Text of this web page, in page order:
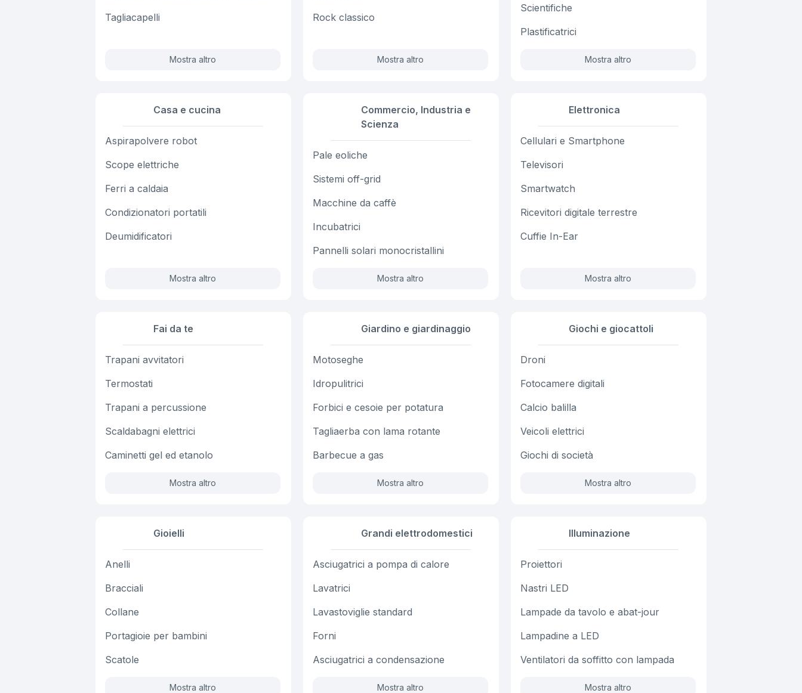
Tagliacapelli
Mostra altro
Rock classico
Mostra altro
Scientifiche
Plastificatrici
Mostra altro
Casa e cucina
Aspirapolvere robot
Scope elettriche
Ferri a caldaia
Condizionatori portatili
Deumidificatori
Mostra altro
Commercio, Industria e
Scienza
Pale eoliche
Sistemi off-grid
Macchine da caffè
Incubatrici
Pannelli solari monocristallini
Mostra altro
Elettronica
Cellulari e Smartphone
Televisori
Smartwatch
Ricevitori digitale terrestre
Cuffie In-Ear
Mostra altro
Fai da te
Trapani avvitatori
Termostati
Trapani a percussione
Scaldabagni elettrici
Caminetti gel ed etanolo
Mostra altro
Giardino e giardinaggio
Motoseghe
Idropulitrici
Forbici e cesoie per potatura
Tagliaerba con lama rotante
Barbecue a gas
Mostra altro
Giochi e giocattoli
Droni
Fotocamere digitali
Calcio balilla
Veicoli elettrici
Giochi di società
Mostra altro
Gioielli
Anelli
Bracciali
Collane
Portagioie per bambini
Scatole
Mostra altro
Grandi elettrodomestici
Asciugatrici a pompa di calore
Lavatrici
Lavastoviglie standard
Forni
Asciugatrici a condensazione
Mostra altro
Illuminazione
Proiettori
Nastri LED
Lampade da tavolo e abat-jour
Lampadine a LED
Ventilatori da soffitto con lampada
Mostra altro